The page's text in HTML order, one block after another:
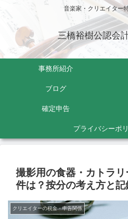
音楽家・クリエイター
三橋裕樹公認会
事務所紹介
ブログ
確定申告
プライバシーポ
撮影用の食器・カトラ
件は？按分の考え方と
クリエイターの税金・申告関係